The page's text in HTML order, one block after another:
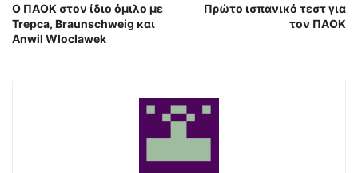
Ο ΠΑΟΚ στον ίδιο όμιλο με
Trepca, Braunschweig και
Anwil Wloclawek
Πρώτο ισπανικό τεστ για
τον ΠΑΟΚ